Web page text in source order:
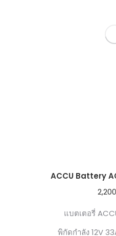
ACCU Battery
แบตเตอรี่
พิกัดกำลัง 12V